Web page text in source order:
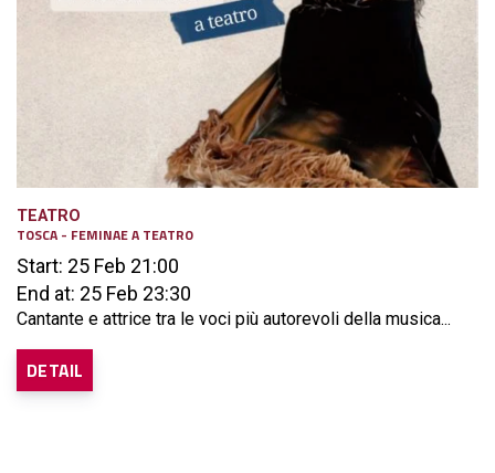
TEATRO
TOSCA - FEMINAE A TEATRO
Start: 25 Feb 21:00
End at: 25 Feb 23:30
Cantante e attrice tra le voci più autorevoli della musica...
DETAIL